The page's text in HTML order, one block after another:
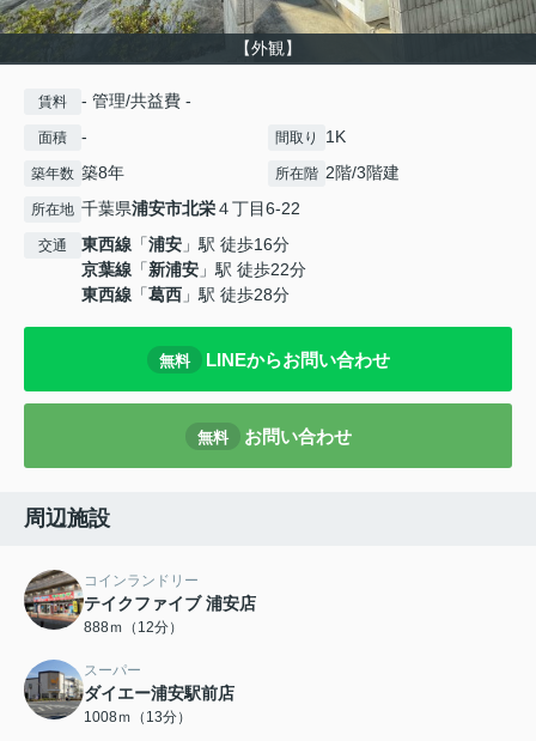
【外観】
賃料 - 管理/共益費 -
面積 - 間取り 1K
築年数 築8年 所在階 2階/3階建
所在地 千葉県浦安市北栄４丁目6-22
交通 東西線 「浦安 」駅 徒歩16分
京葉線 「新浦安 」駅 徒歩22分
東西線 「葛西 」駅 徒歩28分
無料 LINEからお問い合わせ
無料 お問い合わせ
周辺施設
コインランドリー
テイクファイブ 浦安店
888ｍ（12分）
スーパー
ダイエー浦安駅前店
1008ｍ（13分）